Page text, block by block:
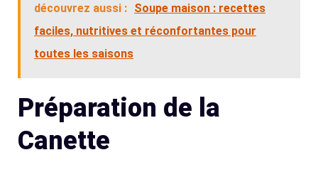
découvrez aussi : Soupe maison : recettes
faciles, nutritives et réconfortantes pour
toutes les saisons
Préparation de la
Canette